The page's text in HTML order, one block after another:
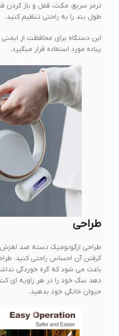
ترمز سریع، مکث، قفل و باز کردن قفل
طول بند را به راحتی تنظیم کنید.
این دستگاه برای محافظت از ایمنی
پیاده مورد استفاده قرار میگیرد.
طراحی
طراحی ارگونومیک دسته ضد لغزش
باعث می شود که گره خوردگی نداشته
دهد سگ خود را در هر زاویه ای کنترل
حیوان خانگی خود بدهید.